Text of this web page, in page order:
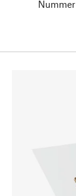
Nummer